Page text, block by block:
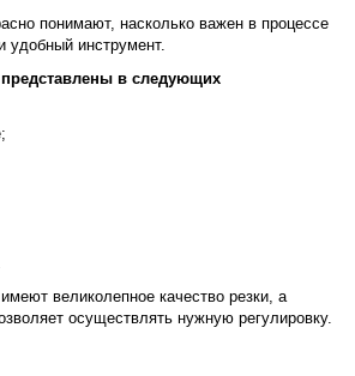
понимают, насколько важен в процессе
удобный инструмент.
в следующих
великолепное качество резки, а
осуществлять нужную регулировку.